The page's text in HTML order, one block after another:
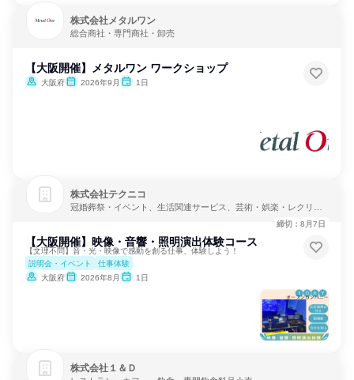
株式会社メタルワン
総合商社・専門商社・卸売
【大阪開催】メタルワン ワークショップ
大阪府 2026年9月 1日
株式会社テクニコ
冠婚葬祭・イベント、生活関連サービス、芸術・娯楽・レクリエ
【大阪開催】映像・音響・照明演出体験コース
【文理不問】音・光・映像で感動を創る仕事、体験しよう！
説明会・イベント
仕事体験
大阪府
2026年8月 1日
締切：8月7日
株式会社１＆Ｄ